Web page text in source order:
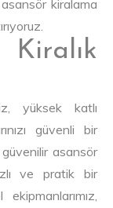
kiralama
yüksek katlı
güvenli bir
asansör
ve pratik bir